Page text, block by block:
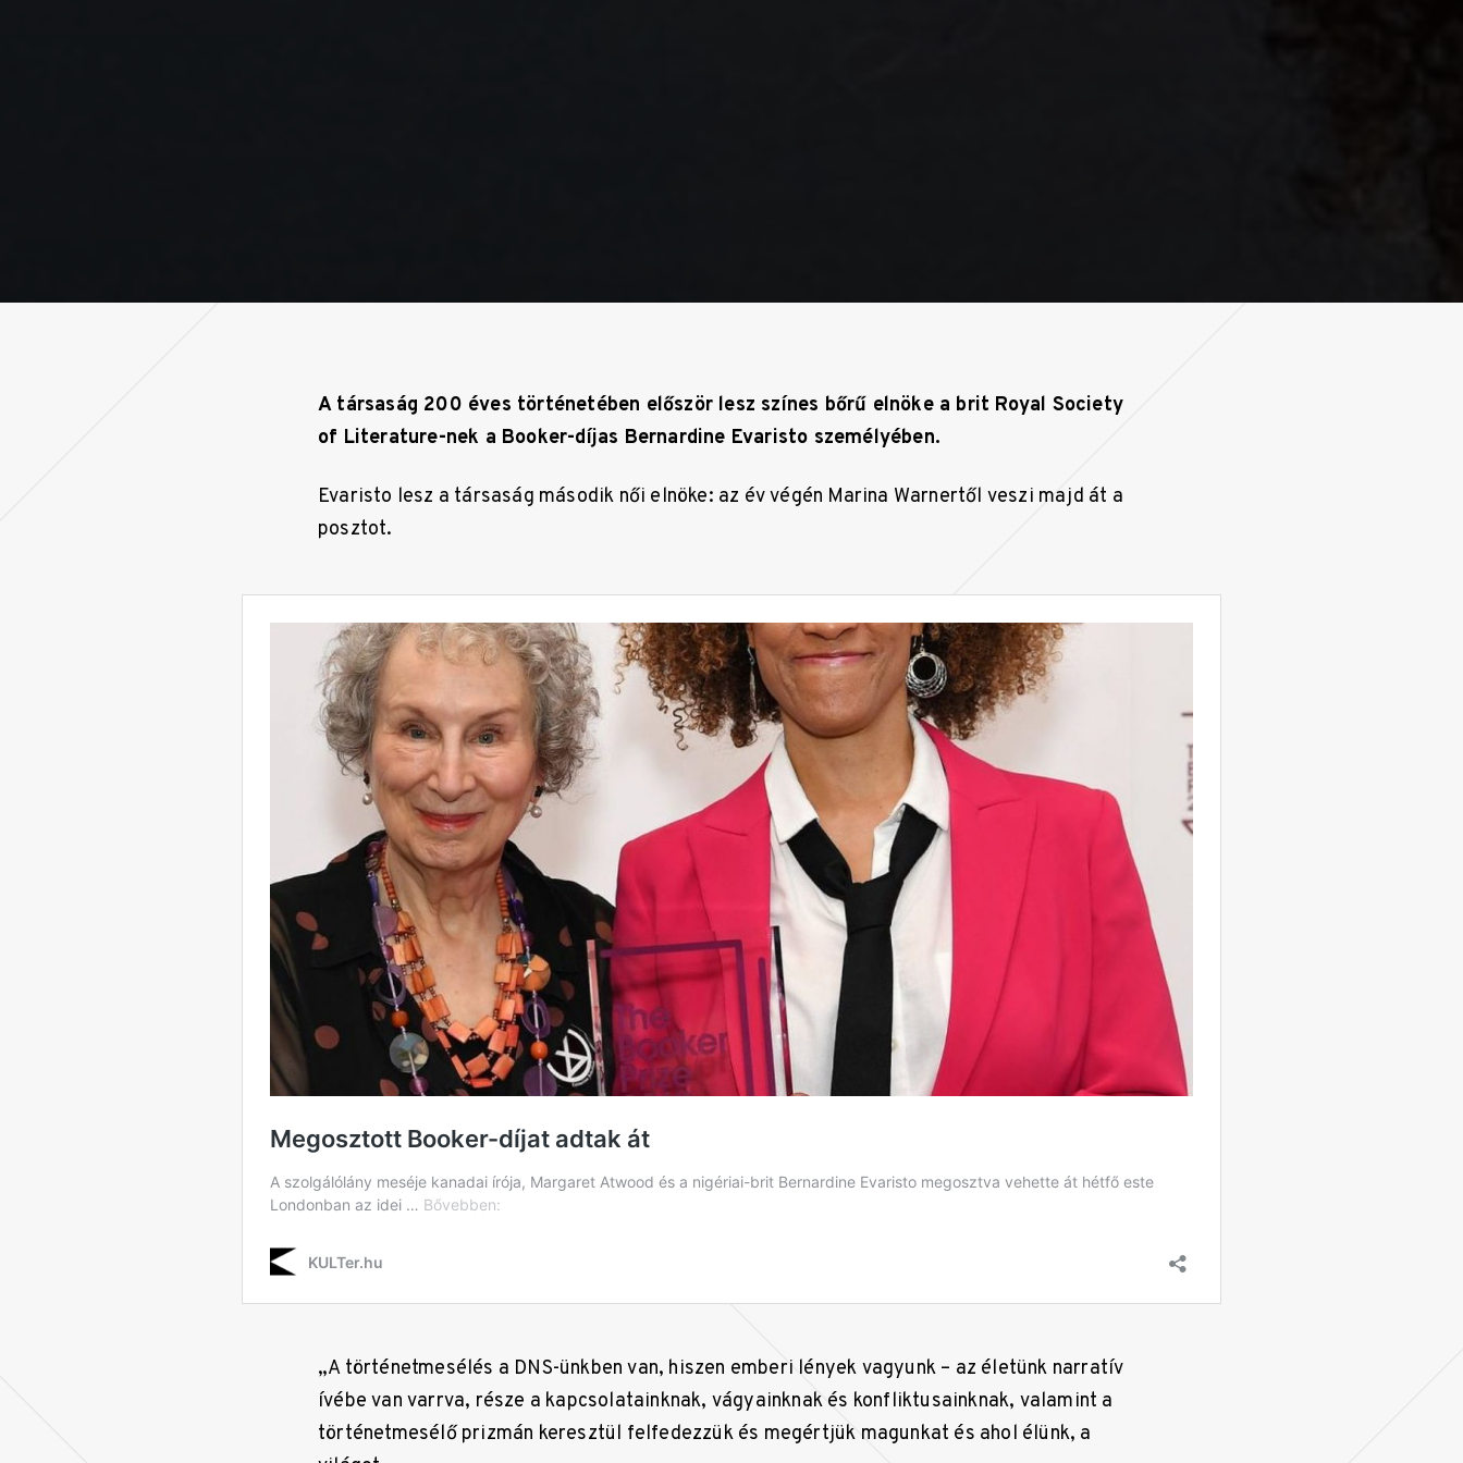
A társaság 200 éves történetében először lesz színes bőrű elnöke a brit Royal Society
of Literature-nek a Booker-díjas Bernardine Evaristo személyében.
Evaristo lesz a társaság második női elnöke: az év végén Marina Warnertől veszi majd át a
posztot.
„A történetmesélés a DNS-ünkben van, hiszen emberi lények vagyunk – az életünk narratív
ívébe van varrva, része a kapcsolatainknak, vágyainknak és konfliktusainknak, valamint a
történetmesélő prizmán keresztül felfedezzük és megértjük magunkat és ahol élünk, a